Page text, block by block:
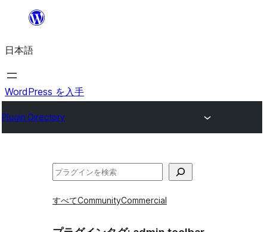
を
ス
キ
プ
日本語
WordPress を入手
Plugin Directory
検
すべてCommunityCommercial